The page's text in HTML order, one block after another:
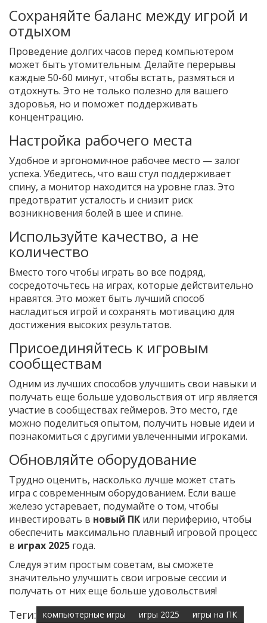
Сохраняйте баланс между игрой и
отдыхом
Проведение долгих часов перед компьютером
может быть утомительным. Делайте перерывы
каждые 50-60 минут, чтобы встать, размяться и
отдохнуть. Это не только полезно для вашего
здоровья, но и поможет поддерживать
концентрацию.
Настройка рабочего места
Удобное и эргономичное рабочее место — залог
успеха. Убедитесь, что ваш стул поддерживает
спину, а монитор находится на уровне глаз. Это
предотвратит усталость и снизит риск
возникновения болей в шее и спине.
Используйте качество, а не
количество
Вместо того чтобы играть во все подряд,
сосредоточьтесь на играх, которые действительно
нравятся. Это может быть лучший способ
насладиться игрой и сохранять мотивацию для
достижения высоких результатов.
Присоединяйтесь к игровым
сообществам
Одним из лучших способов улучшить свои навыки и
получать еще больше удовольствия от игр является
участие в сообществах геймеров. Это место, где
можно поделиться опытом, получить новые идеи и
познакомиться с другими увлеченными игроками.
Обновляйте оборудование
Трудно оценить, насколько лучше может стать
игра с современным оборудованием. Если ваше
железо устаревает, подумайте о том, чтобы
инвестировать в новый ПК или периферию, чтобы
обеспечить максимально плавный игровой процесс
в играх 2025 года.
Следуя этим простым советам, вы сможете
значительно улучшить свои игровые сессии и
получать от них еще больше удовольствия!
Теги: компьютерные игры игры 2025
игры на ПК